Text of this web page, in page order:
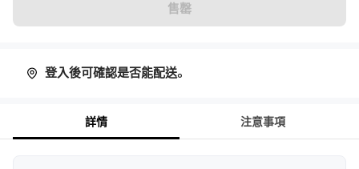
售罄
登入後可確認是否能配送。
詳情 注意事項